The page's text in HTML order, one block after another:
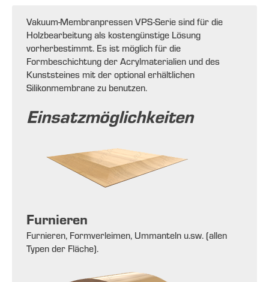
Vakuum-Membranpressen VPS-Serie sind für die
Holzbearbeitung als kostengünstige Lösung
vorherbestimmt. Es ist möglich für die
Formbeschichtung der Acrylmaterialien und des
Kunststeines mit der optional erhältlichen
Silikonmembrane zu benutzen.
Einsatzmöglichkeiten
Furnieren
Furnieren, Formverleimen, Ummanteln u.sw. (allen
Typen der Fläche).